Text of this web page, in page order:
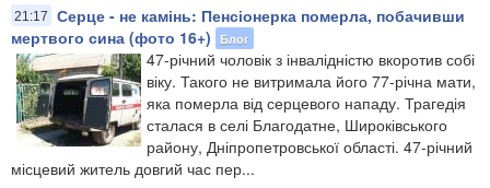
21:17
Серце - не камінь: Пенсіонерка померла, побачивши
мертвого сина (фото 16+)
Блог
47-річний чоловік з інвалідністю вкоротив собі
віку. Такого не витримала його 77-річна мати,
яка померла від серцевого нападу. Трагедія
сталася в селі Благодатне, Широківського
району, Дніпропетровської області. 47-річний
місцевий житель довгий час пер...